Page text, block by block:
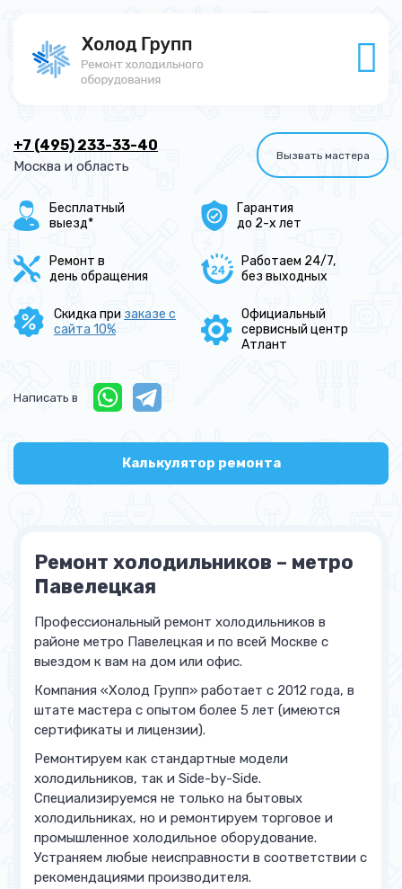
+7 (495) 233-33-40
Москва и область
Вызвать мастера
Бесплатный
выезд*
Гарантия
до 2-х лет
Ремонт в
день обращения
Работаем 24/7,
без выходных
Скидка при заказе с
сайта 10%
Официальный
сервисный центр
Атлант
Написать в
Калькулятор ремонта
Ремонт холодильников – метро
Павелецкая
Профессиональный ремонт холодильников в
районе метро Павелецкая и по всей Москве с
выездом к вам на дом или офис.
Компания «Холод Групп» работает с 2012 года, в
штате мастера с опытом более 5 лет (имеются
сертификаты и лицензии).
Ремонтируем как стандартные модели
холодильников, так и Side-by-Side.
Специализируемся не только на бытовых
холодильниках, но и ремонтируем торговое и
промышленное холодильное оборудование.
Устраняем любые неисправности в соответствии с
рекомендациями производителя.